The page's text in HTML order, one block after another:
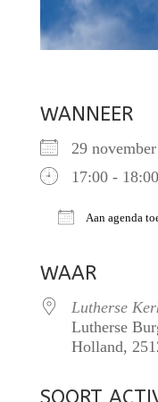
WANNEER
29
17:00 - 18:00
Aan agenda
WAAR
Lutherse
Lutherse
Holland,
SOORT